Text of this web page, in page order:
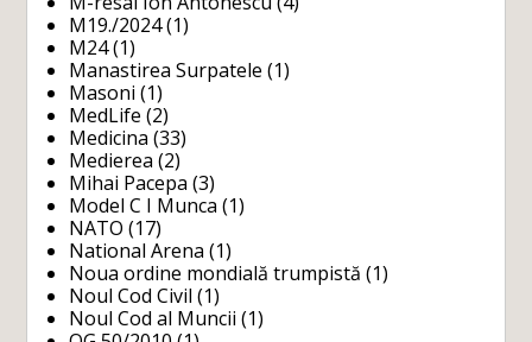
M19./2024(1)
M24(1)
Manastirea Surpatele (1)
Masoni (1)
MedLife (2)
Medicina (33)
Medierea (2)
Mihai Pacepa (3)
Model C I Munca (1)
NATO (17)
National Arena (1)
Noua ordine mondială trumpistă (1)
Noul Cod Civil (1)
Noul Cod al Muncii (1)